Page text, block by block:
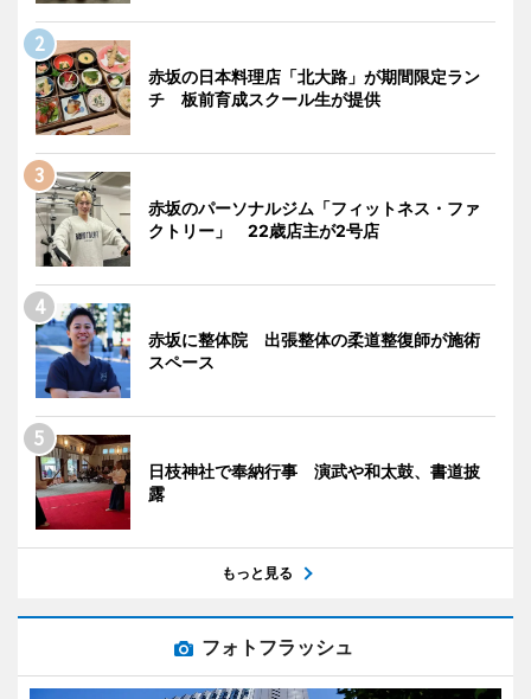
赤坂の日本料理店「北大路」が期間限定ラン
チ 板前育成スクール生が提供
赤坂のパーソナルジム「フィットネス・ファ
クトリー」 22歳店主が2号店
赤坂に整体院 出張整体の柔道整復師が施術
スペース
日枝神社で奉納行事 演武や和太鼓、書道披
露
もっと見る
フォトフラッシュ